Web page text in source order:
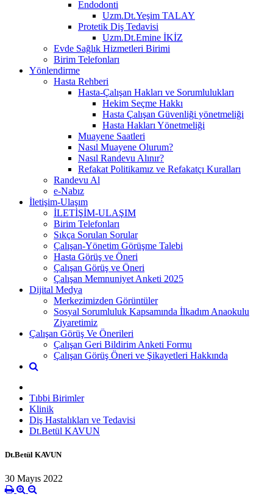
Endodonti
Uzm.Dt.Yeşim TALAY
Protetik Diş Tedavisi
Uzm.Dt.Emine İKİZ
Evde Sağlık Hizmetleri Birimi
Birim Telefonları
Yönlendirme
Hasta Rehberi
Hasta-Çalışan Hakları ve Sorumlulukları
Hekim Seçme Hakkı
Hasta Çalışan Güvenliği yönetmeliği
Hasta Hakları Yönetmeliği
Muayene Saatleri
Nasıl Muayene Olurum?
Nasıl Randevu Alınır?
Refakat Politikamız ve Refakatçı Kuralları
Randevu Al
e-Nabız
İletişim-Ulaşım
İLETİŞİM-ULAŞIM
Birim Telefonları
Sıkça Sorulan Sorular
Çalışan-Yönetim Görüşme Talebi
Hasta Görüş ve Öneri
Çalışan Görüş ve Öneri
Çalışan Memnuniyet Anketi 2025
Dijital Medya
Merkezimizden Görüntüler
Sosyal Sorumluluk Kapsamında İlkadım Anaokulu
Ziyaretimiz
Çalışan Görüş Ve Önerileri
Çalışan Geri Bildirim Anketi Formu
Çalışan Görüş Öneri ve Şikayetleri Hakkında
Tıbbi Birimler
Klinik
Diş Hastalıkları ve Tedavisi
Dt.Betül KAVUN
Dt.Betül KAVUN
30 Mayıs 2022